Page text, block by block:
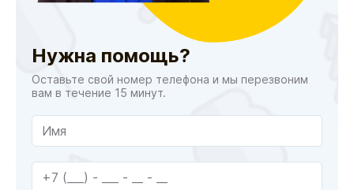
Нужна помощь?
Оставьте свой номер телефона и мы перезвоним
вам в течение 15 минут.